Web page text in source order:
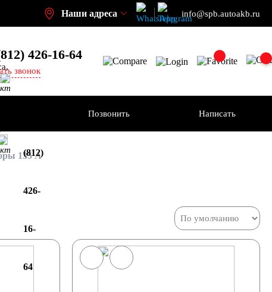
Наши адреса info@spb.autoakb.ru
426-16-64
звонок
(812)
426-
16-
64
Позвонить Написать
135 А